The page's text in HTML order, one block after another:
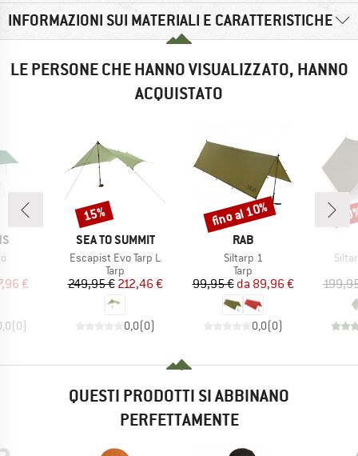
INFORMAZIONI SUI MATERIALI E CARATTERISTICHE
LE PERSONE CHE HANNO VISUALIZZATO, HANNO
ACQUISTATO
ridotto
€
(0)
MARCHIO
SEA TO SUMMIT
Articolo
Escapist Evo Tarp L
Gruppo di prodotti
Tarp
Prezzo
249,95 €Prezzo ridotto
212,46 €
0,0(0)
Sconto
15%
MARCHIO
RAB
Articolo
Siltarp 1
Gruppo di prodotti
Tarp
Prezzo
99,95 € Prezzo ridotto
da 89,96 €
0,0(0)
Sconto
fino al 10%
QUESTI PRODOTTI SI ABBINANO
PERFETTAMENTE